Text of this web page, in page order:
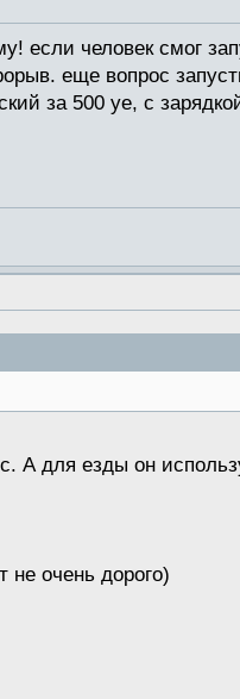
если человек смог
еще вопрос
за 500 уе, с
для езды он
не очень дорого)